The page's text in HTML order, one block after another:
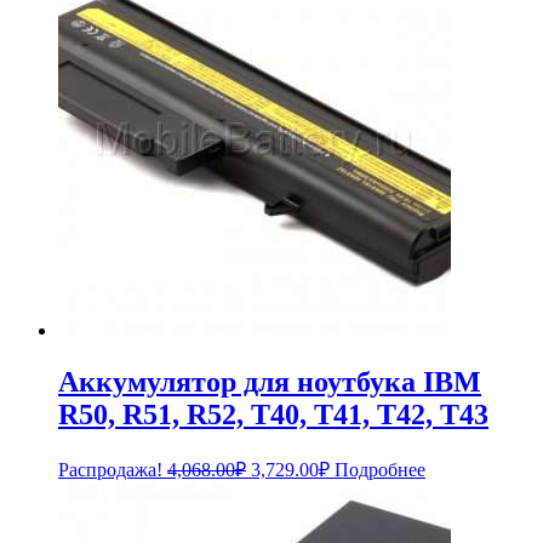
Аккумулятор для ноутбука IBM
R50, R51, R52, T40, T41, T42, T43
Распродажа! 4,068.00₽ Первоначальная
составляла
4,068.00₽.
3,729.00₽Текущая
цена:
3,729.00₽.
Подробнее